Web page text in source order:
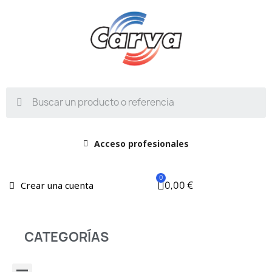
Acceso profesionales
Crear una cuenta 0,00 €
CATEGORÍAS